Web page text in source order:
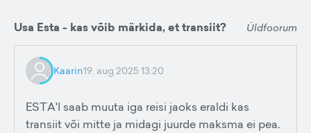
Usa Esta - kas vōib märkida, et transiit? Üldfoorum
Kaarin19. aug 2025 13:20
ESTA'l saab muuta iga reisi jaoks eraldi kas
transiit või mitte ja midagi juurde maksma ei pea.